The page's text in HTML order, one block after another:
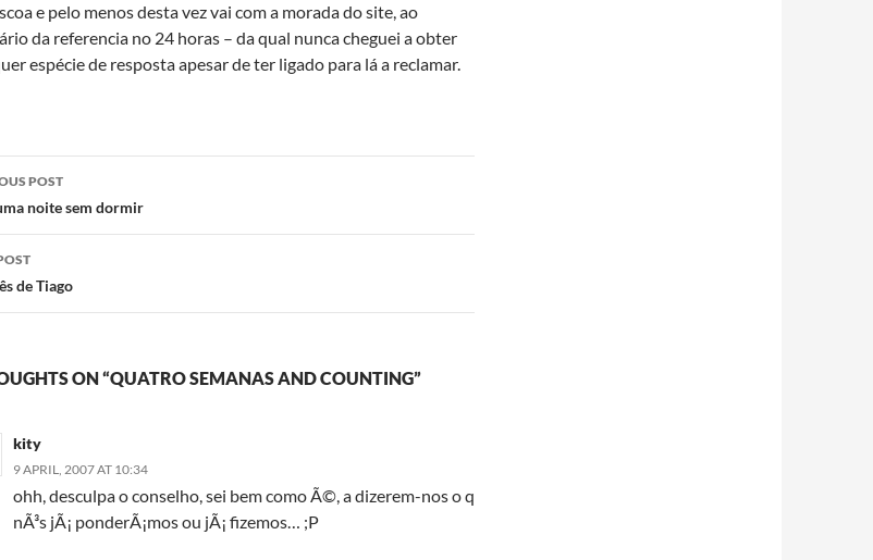
e pelo menos desta vez vai com a morada do site, ao
da referencia no 24 horas – da qual nunca cheguei a obter
espécie de resposta apesar de ter ligado para lá a reclamar.
POST
noite sem dormir
de Tiago
ON “QUATRO SEMANAS AND COUNTING”
kity
9 APRIL, 2007 AT 10:34
ohh, desculpa o conselho, sei bem como Ã©, a dizerem-nos o q
nÃ³s jÃ¡ ponderÃ¡mos ou jÃ¡ fizemos… ;P